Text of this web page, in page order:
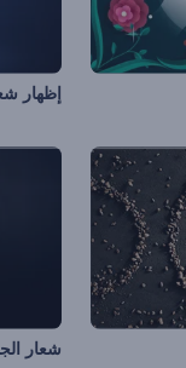
إظهار
شعار